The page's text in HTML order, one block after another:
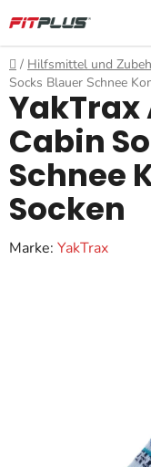
Inhalt
springen
Startseite
/ Hilfsmittel und
Socks Blauer Schnee
YakTrax
Cabin
Schnee
Socken
Marke: YakTrax